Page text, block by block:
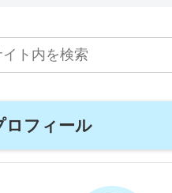
ロフィール